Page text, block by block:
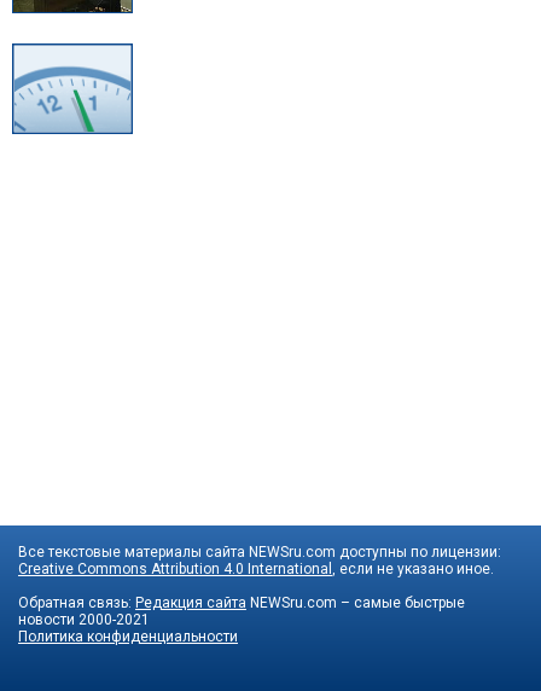
Все текстовые материалы сайта NEWSru.com доступны по лицензии:
Creative Commons Attribution 4.0 International , если не указано иное.
Обратная связь: Редакция сайта NEWSru.com – самые быстрые
новости 2000-2021
Политика конфиденциальности